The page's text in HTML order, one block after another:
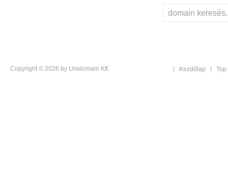
Copyright © 2026 by Unidomain Kft. Kezdőlap